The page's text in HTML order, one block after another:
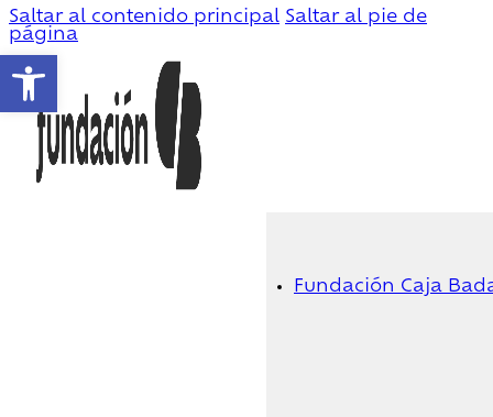
Abrir barra de herramientas
Saltar al contenido principal Saltar al pie de
página
Fundación Caja